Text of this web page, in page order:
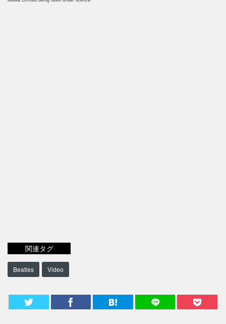
関連タグ
Beatles Video